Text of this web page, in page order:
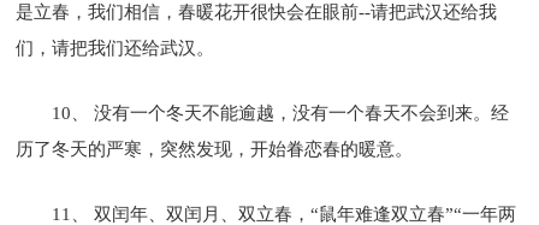
是立春，我们相信，春暖花开很快会在眼前--请把武汉还给我
们，请把我们还给武汉。
10、 没有一个冬天不能逾越，没有一个春天不会到来。经
历了冬天的严寒，突然发现，开始眷恋春的暖意。
11、 双闰年、双闰月、双立春，“鼠年难逢双立春”“一年两